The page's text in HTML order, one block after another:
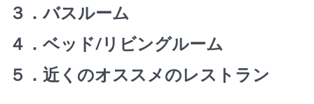
３．バスルーム
４．ベッド/リビングルーム
５．近くのオススメのレストラン